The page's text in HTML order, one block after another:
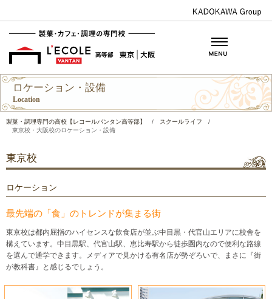
ロケーション・設備
Location
製菓・調理専門の高校【レコールバンタン高等部】 / スクールライフ
/
東京校・大阪校のロケーション・設備
東京校
ロケーション
最先端の「食」のトレンドが集まる街
東京校は都内屈指のハイセンスな飲食店が並ぶ中目黒・代官山エリアに校舎を
構えています。中目黒駅、代官山駅、恵比寿駅から徒歩圏内なので便利な路線
を選んで通学できます。メディアで見かける有名店が勢ぞろいで、まさに『街
が教科書』と感じるでしょう。